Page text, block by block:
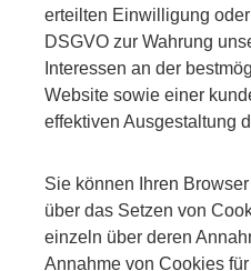
erteilten Einwilligung
DSGVO zur Wahrung
Interessen an der
Website sowie einer
effektiven Ausgestaltung
Sie können Ihren
über das Setzen von
einzeln über deren
Annahme von Cookies